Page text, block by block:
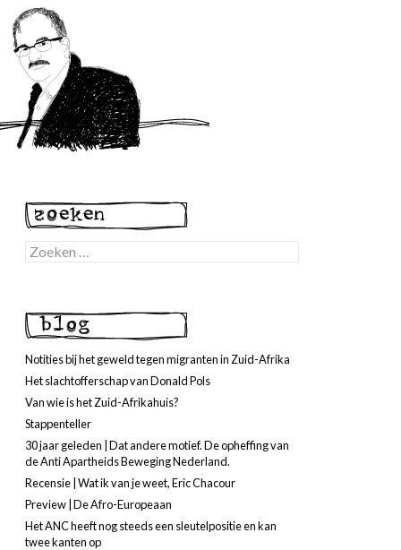
Zoeken
naar:
Notities bij het geweld tegen migranten in Zuid-Afrika
Het slachtofferschap van Donald Pols
Van wie is het Zuid-Afrikahuis?
Stappenteller
30 jaar geleden | Dat andere motief. De opheffing van
de Anti Apartheids Beweging Nederland.
Recensie | Wat ik van je weet, Eric Chacour
Preview | De Afro-Europeaan
Het ANC heeft nog steeds een sleutelpositie en kan
twee kanten op